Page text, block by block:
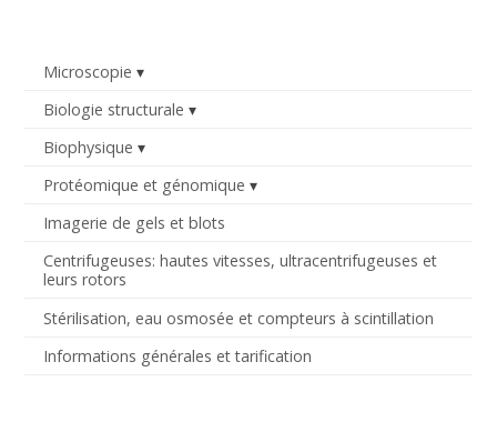
Microscopie
Biologie structurale
Biophysique
Protéomique et génomique
Imagerie de gels et blots
Centrifugeuses: hautes vitesses, ultracentrifugeuses et
leurs rotors
Stérilisation, eau osmosée et compteurs à scintillation
Informations générales et tarification